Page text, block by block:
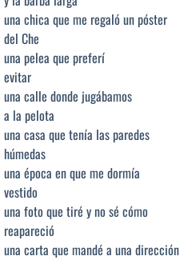
una chica que me regaló un póster
del Che
una pelea que preferí
evitar
una calle donde jugábamos
a la pelota
una casa que tenía las paredes
húmedas
una época en que me dormía
vestido
una foto que tiré y no sé cómo
reapareció
una carta que mandé a una dirección